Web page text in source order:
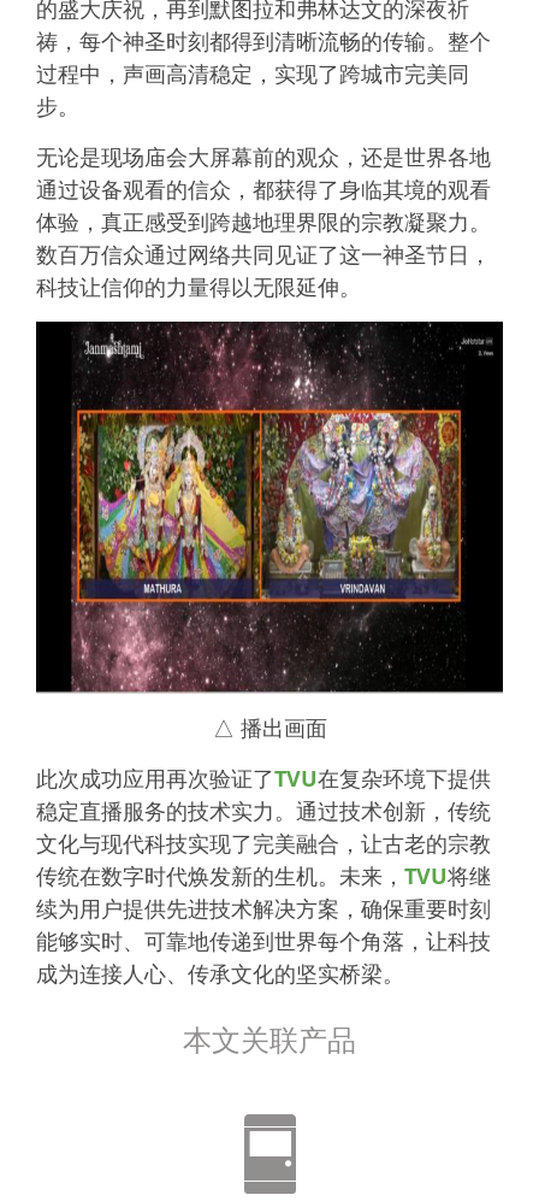
的盛大庆祝，再到默图拉和弗林达文的深夜祈
祷，每个神圣时刻都得到清晰流畅的传输。整个
过程中，声画高清稳定，实现了跨城市完美同
步。
无论是现场庙会大屏幕前的观众，还是世界各地
通过设备观看的信众，都获得了身临其境的观看
体验，真正感受到跨越地理界限的宗教凝聚力。
数百万信众通过网络共同见证了这一神圣节日，
科技让信仰的力量得以无限延伸。
△ 播出画面
此次成功应用再次验证了TVU在复杂环境下提供
稳定直播服务的技术实力。通过技术创新，传统
文化与现代科技实现了完美融合，让古老的宗教
传统在数字时代焕发新的生机。未来， TVU将继
续为用户提供先进技术解决方案，确保重要时刻
能够实时、可靠地传递到世界每个角落，让科技
成为连接人心、传承文化的坚实桥梁。
本文关联产品